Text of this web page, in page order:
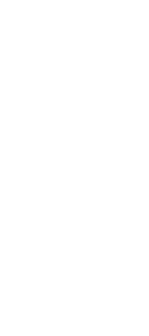
Notre propre
Lorsque vous
En plus, nous
bedchair dont vous
Notre but ultime,
important que